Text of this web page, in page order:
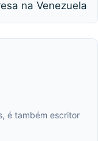
na Venezuela
é também escritor